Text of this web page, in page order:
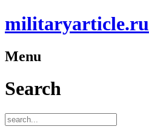
militaryarticle.ru
Menu
Search